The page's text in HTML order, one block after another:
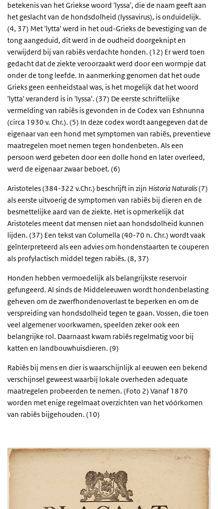
betekenis van het Griekse woord 'lyssa', die de naam geeft aan
het geslacht van de hondsdolheid (lyssavirus), is onduidelijk.
(4, 37) Met 'lytta' werd in het oud-Grieks de bevestiging van de
tong aangeduid, dit werd in de oudheid doorgeknipt en
verwijderd bij van rabiës verdachte honden. (12) Er werd toen
gedacht dat de ziekte veroorzaakt werd door een wormpje dat
onder de tong leefde. In aanmerking genomen dat het oude
Grieks geen eenheidstaal was, is het mogelijk dat het woord
'lytta' veranderd is in 'lyssa'. (37) De eerste schriftelijke
vermelding van rabiës is gevonden in de Codex van Eshnunna
(circa 1930 v. Chr.). (5) In deze codex wordt aangegeven dat de
eigenaar van een hond met symptomen van rabiës, preventieve
maatregelen moet nemen tegen hondenbeten. Als een
persoon werd gebeten door een dolle hond en later overleed,
werd de eigenaar zwaar beboet. (6)
Aristoteles (384-322 v.Chr.) beschrijft in zijn Historia Naturalis(7)
als eerste uitvoerig de symptomen van rabiës bij dieren en de
besmettelijke aard van de ziekte. Het is opmerkelijk dat
Aristoteles meent dat mensen niet aan hondsdolheid kunnen
lijden. (37) Een tekst van Columella (40-70 n. Chr.) wordt vaak
geïnterpreteerd als een advies om hondenstaarten te couperen
als profylactisch middel tegen rabiës. (8, 37)
Honden hebben vermoedelijk als belangrijkste reservoir
gefungeerd. Al sinds de Middeleeuwen wordt hondenbelasting
geheven om de zwerfhondenoverlast te beperken en om de
verspreiding van hondsdolheid tegen te gaan. Vossen, die toen
veel algemener voorkwamen, speelden zeker ook een
belangrijke rol. Daarnaast kwam rabiës regelmatig voor bij
katten en landbouwhuisdieren. (9)
Rabiës bij mens en dier is waarschijnlijk al eeuwen een bekend
verschijnsel geweest waarbij lokale overheden adequate
maatregelen probeerden te nemen. (Foto 2) Vanaf 1870
worden met enige regelmaat overzichten van het vóórkomen
van rabiës bijgehouden. (10)